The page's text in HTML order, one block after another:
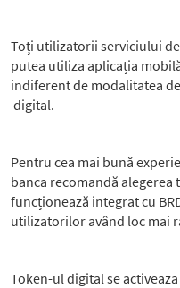
Toți utilizatorii serviciului
putea utiliza aplicația
indiferent de modalitatea
digital.
Pentru cea mai bună
banca recomandă alegerea
funcționează integrat cu
utilizatorilor având loc mai
Token-ul digital se